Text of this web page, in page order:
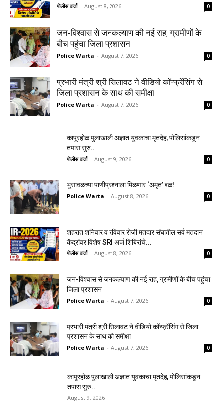
पोलीस वार्ता - August 8, 2026 0
जन-विश्वास से जनकल्याण की नई राह, ग्रामीणों के
बीच पहुंचा जिला प्रशासन
Police Warta - August 7, 2026 0
प्रभारी मंत्री श्री सिलावट ने वीडियो कॉन्फ्रेंसिंग से
जिला प्रशासन के साथ की समीक्षा
Police Warta - August 7, 2026 0
कापूरहोळ पुलाखाली अज्ञात युवकाचा मृतदेह, पोलिसांकडून
तपास सुरु..
पोलीस वार्ता - August 9, 2026 0
भुसावळच्या पाणीप्रश्नाला मिळणार ‘अमृत’ बळ!
Police Warta - August 8, 2026 0
शहरात शनिवार व रविवार रोजी मतदार संघातील सर्व मतदान
केंद्रांवर विशेष SRI अर्ज शिबिरांचे...
पोलीस वार्ता - August 8, 2026 0
जन-विश्वास से जनकल्याण की नई राह, ग्रामीणों के बीच पहुंचा
जिला प्रशासन
Police Warta - August 7, 2026 0
प्रभारी मंत्री श्री सिलावट ने वीडियो कॉन्फ्रेंसिंग से जिला
प्रशासन के साथ की समीक्षा
Police Warta - August 7, 2026 0
कापूरहोळ पुलाखाली अज्ञात युवकाचा मृतदेह, पोलिसांकडून
तपास सुरु..
August 9, 2026